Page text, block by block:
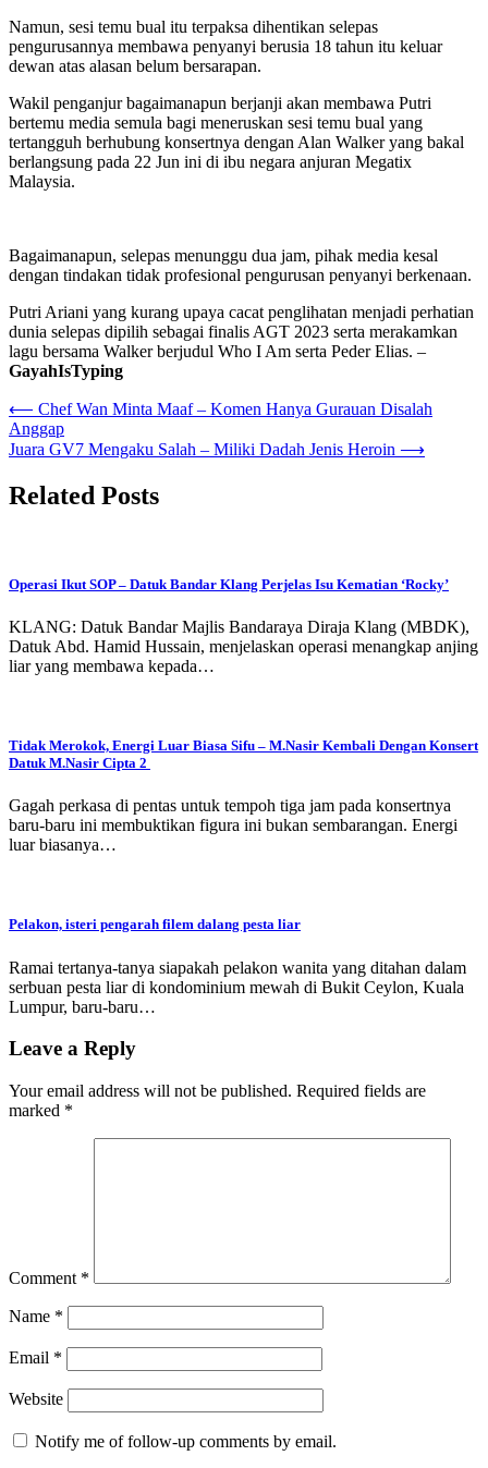
Namun, sesi temu bual itu terpaksa dihentikan selepas
pengurusannya membawa penyanyi berusia 18 tahun itu keluar
dewan atas alasan belum bersarapan.
Wakil penganjur bagaimanapun berjanji akan membawa Putri
bertemu media semula bagi meneruskan sesi temu bual yang
tertangguh berhubung konsertnya dengan Alan Walker yang bakal
berlangsung pada 22 Jun ini di ibu negara anjuran Megatix
Malaysia.
Bagaimanapun, selepas menunggu dua jam, pihak media kesal
dengan tindakan tidak profesional pengurusan penyanyi berkenaan.
Putri Ariani yang kurang upaya cacat penglihatan menjadi perhatian
dunia selepas dipilih sebagai finalis AGT 2023 serta merakamkan
lagu bersama Walker berjudul Who I Am serta Peder Elias. –
GayahIsTyping
Post
navigation
⟵ Chef Wan Minta Maaf – Komen Hanya Gurauan Disalah
Anggap
Juara GV7 Mengaku Salah – Miliki Dadah Jenis Heroin ⟶
Related Posts
Operasi Ikut SOP – Datuk Bandar Klang Perjelas Isu Kematian ‘Rocky’
KLANG: Datuk Bandar Majlis Bandaraya Diraja Klang (MBDK),
Datuk Abd. Hamid Hussain, menjelaskan operasi menangkap anjing
liar yang membawa kepada…
Tidak Merokok, Energi Luar Biasa Sifu – M.Nasir Kembali Dengan Konsert
Datuk M.Nasir Cipta 2
Gagah perkasa di pentas untuk tempoh tiga jam pada konsertnya
baru-baru ini membuktikan figura ini bukan sembarangan. Energi
luar biasanya…
Pelakon, isteri pengarah filem dalang pesta liar
Ramai tertanya-tanya siapakah pelakon wanita yang ditahan dalam
serbuan pesta liar di kondominium mewah di Bukit Ceylon, Kuala
Lumpur, baru-baru…
Leave a Reply
Your email address will not be published. Required fields are
marked *
Comment *
Name *
Email *
Website
Notify me of follow-up comments by email.